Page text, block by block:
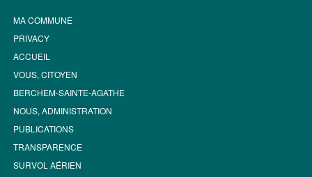
MA COMMUNE
PRIVACY
ACCUEIL
VOUS, CITOYEN
BERCHEM-SAINTE-AGATHE
NOUS, ADMINISTRATION
PUBLICATIONS
TRANSPARENCE
SURVOL AÉRIEN